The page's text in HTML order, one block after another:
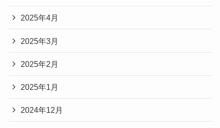
2025年4月
2025年3月
2025年2月
2025年1月
2024年12月